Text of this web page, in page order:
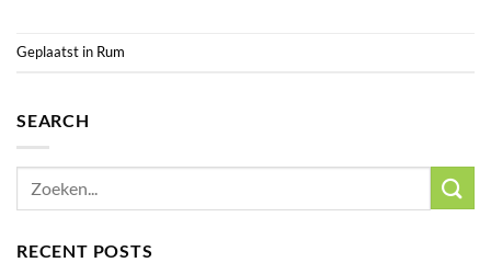
Geplaatst in Rum
SEARCH
RECENT POSTS